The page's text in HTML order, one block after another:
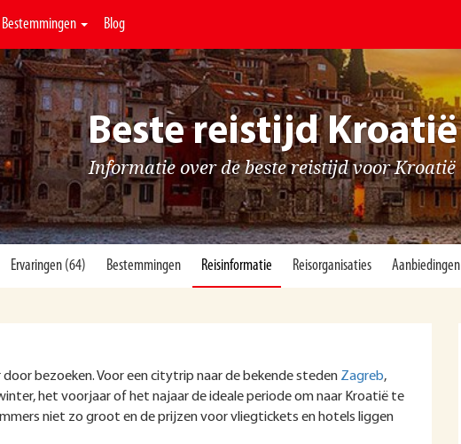
Bestemmingen Blog
Beste reistijd Kroatië
Informatie over de beste reistijd voor Kroatië
Ervaringen (64) Bestemmingen Reisinformatie Reisorganisaties Aanbiedingen
door bezoeken. Voor een citytrip naar de bekende steden Zagreb,
het voorjaar of het najaar de ideale periode om naar Kroatië te
niet zo groot en de prijzen voor vliegtickets en hotels liggen